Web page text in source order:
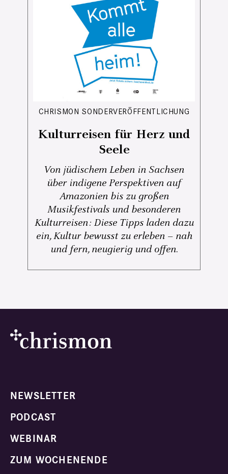
CHRISMON SONDERVERÖFFENTLICHUNG
Kulturreisen für Herz und
Seele
Von jüdischem Leben in Sachsen
über indigene Perspektiven auf
Amazonien bis zu großen
Musikfestivals und besonderen
Kulturreisen: Diese Tipps laden dazu
ein, Kultur bewusst zu erleben – nah
und fern, neugierig und offen.
NEWSLETTER
PODCAST
WEBINAR
ZUM WOCHENENDE